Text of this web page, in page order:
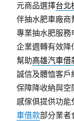
元商品選擇台北
伴抽水肥車廠
專業抽水肥服
企業週轉有效
幫助高雄汽車借
誠信及體恤客戶
保障降收納與
感傢俱提供功
車借款部分業者